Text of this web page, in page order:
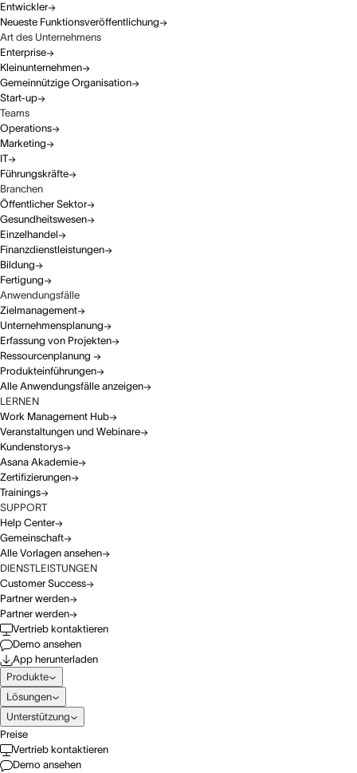
Entwickler
Neueste Funktionsveröffentlichung
Art des Unternehmens
Enterprise
Kleinunternehmen
Gemeinnützige Organisation
Start-up
Teams
Operations
Marketing
IT
Führungskräfte
Branchen
Öffentlicher Sektor
Gesundheitswesen
Einzelhandel
Finanzdienstleistungen
Bildung
Fertigung
Anwendungsfälle
Zielmanagement
Unternehmensplanung
Erfassung von Projekten
Ressourcenplanung
Produkteinführungen
Alle Anwendungsfälle anzeigen
LERNEN
Work Management Hub
Veranstaltungen und Webinare
Kundenstorys
Asana Akademie
Zertifizierungen
Trainings
SUPPORT
Help Center
Gemeinschaft
Alle Vorlagen ansehen
DIENSTLEISTUNGEN
Customer Success
Partner werden
Partner werden
Vertrieb kontaktieren
Demo ansehen
App herunterladen
Produkte
Lösungen
Unterstützung
Preise
Vertrieb kontaktieren
Demo ansehen